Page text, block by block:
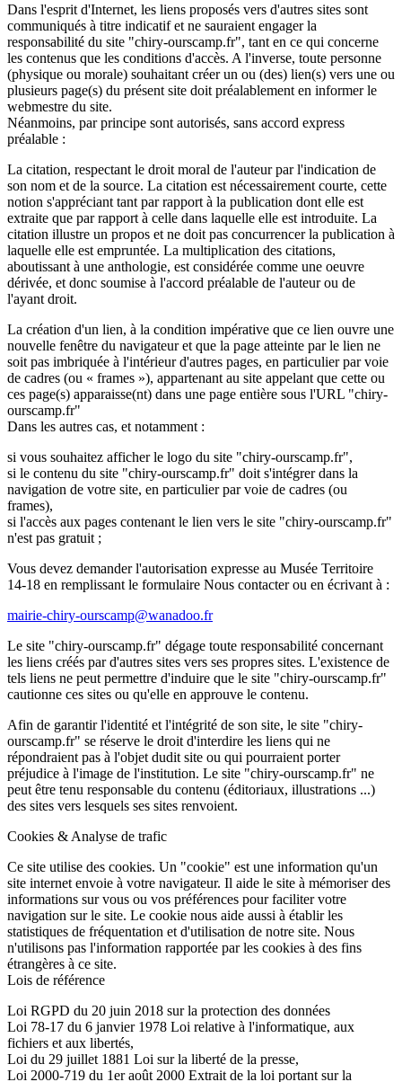
Dans l'esprit d'Internet, les liens proposés vers d'autres sites sont
communiqués à titre indicatif et ne sauraient engager la
responsabilité du site "chiry-ourscamp.fr", tant en ce qui concerne
les contenus que les conditions d'accès. A l'inverse, toute personne
(physique ou morale) souhaitant créer un ou (des) lien(s) vers une ou
plusieurs page(s) du présent site doit préalablement en informer le
webmestre du site.
Néanmoins, par principe sont autorisés, sans accord express
préalable :
La citation, respectant le droit moral de l'auteur par l'indication de
son nom et de la source. La citation est nécessairement courte, cette
notion s'appréciant tant par rapport à la publication dont elle est
extraite que par rapport à celle dans laquelle elle est introduite. La
citation illustre un propos et ne doit pas concurrencer la publication à
laquelle elle est empruntée. La multiplication des citations,
aboutissant à une anthologie, est considérée comme une oeuvre
dérivée, et donc soumise à l'accord préalable de l'auteur ou de
l'ayant droit.
La création d'un lien, à la condition impérative que ce lien ouvre une
nouvelle fenêtre du navigateur et que la page atteinte par le lien ne
soit pas imbriquée à l'intérieur d'autres pages, en particulier par voie
de cadres (ou « frames »), appartenant au site appelant que cette ou
ces page(s) apparaisse(nt) dans une page entière sous l'URL "chiry-
ourscamp.fr"
Dans les autres cas, et notamment :
si vous souhaitez afficher le logo du site "chiry-ourscamp.fr",
si le contenu du site "chiry-ourscamp.fr" doit s'intégrer dans la
navigation de votre site, en particulier par voie de cadres (ou
frames),
si l'accès aux pages contenant le lien vers le site "chiry-ourscamp.fr"
n'est pas gratuit ;
Vous devez demander l'autorisation expresse au Musée Territoire
14-18 en remplissant le formulaire Nous contacter ou en écrivant à :
mairie-chiry-ourscamp@wanadoo.fr
Le site "chiry-ourscamp.fr" dégage toute responsabilité concernant
les liens créés par d'autres sites vers ses propres sites. L'existence de
tels liens ne peut permettre d'induire que le site "chiry-ourscamp.fr"
cautionne ces sites ou qu'elle en approuve le contenu.
Afin de garantir l'identité et l'intégrité de son site, le site "chiry-
ourscamp.fr" se réserve le droit d'interdire les liens qui ne
répondraient pas à l'objet dudit site ou qui pourraient porter
préjudice à l'image de l'institution. Le site "chiry-ourscamp.fr" ne
peut être tenu responsable du contenu (éditoriaux, illustrations ...)
des sites vers lesquels ses sites renvoient.
Cookies & Analyse de trafic
Ce site utilise des cookies. Un "cookie" est une information qu'un
site internet envoie à votre navigateur. Il aide le site à mémoriser des
informations sur vous ou vos préférences pour faciliter votre
navigation sur le site. Le cookie nous aide aussi à établir les
statistiques de fréquentation et d'utilisation de notre site. Nous
n'utilisons pas l'information rapportée par les cookies à des fins
étrangères à ce site.
Lois de référence
Loi RGPD du 20 juin 2018 sur la protection des données
Loi 78-17 du 6 janvier 1978 Loi relative à l'informatique, aux
fichiers et aux libertés,
Loi du 29 juillet 1881 Loi sur la liberté de la presse,
Loi 2000-719 du 1er août 2000 Extrait de la loi portant sur la